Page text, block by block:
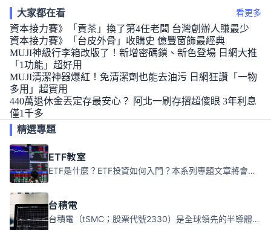
大家都在看 看更多
資本接力賽》「貢茶」換了第4任老闆 台灣創辦人賺最少
資本接力賽》「台皮外骨」收購史 億豐窗飾最經典
MUJI神級行李箱改版了！新增密碼鎖、新色登場 日網大推
「1功能」超好用
MUJI清潔神器爆紅！免清潔劑也能去油污 日網狂讚「一物
多用」超實用
440萬退休金丟定存最安心？ 阿北一刷存摺超傻眼 3年利息
僅1千多
精選專題
ETF教室
ETF是什麼？ETF投資如何入門？本系列專題文章將會告訴你新手必須知道的ETF基礎知識。
台積電
台積電（tSMC；股票代號2330）是全球領先的半導體代工公司，成立於1987年，總部位於台灣新竹。且已於美國、日本、德國及中國設廠，台積電是全球首家專業積體電路製造服務公司，也是全球最先進和最大規模的半導體代工廠。